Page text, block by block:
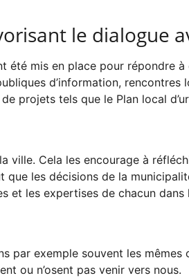
le dialogue
été mis en place pour répondre
d’information, rencontres
projets tels que le Plan local
ville. Cela les encourage à
les décisions de la
et les expertises de chacun
exemple souvent les mêmes
ou n’osent pas venir vers nous.